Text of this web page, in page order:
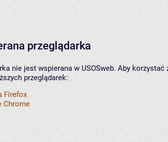
przeglądarka
nie jest wspierana w USOSweb. Aby
przeglądarek:
Firefox
Chrome